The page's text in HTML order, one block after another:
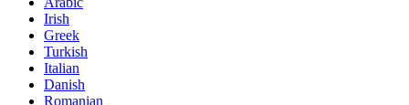
Irish
Greek
Turkish
Italian
Danish
Romanian